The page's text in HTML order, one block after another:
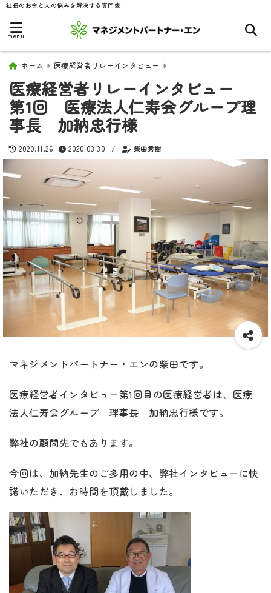
社長のお金と人の悩みを解決する専門家
menu
ホーム 医療経営者リレーインタビュー
医療経営者リレーインタビュー
第1回 医療法人仁寿会グループ理
事長 加納忠行様
2020.11.26 2020.03.30 / 柴田秀樹
マネジメントパートナー・エンの柴田です。
医療経営者インタビュー第1回目の医療経営者は、医療
法人仁寿会グループ 理事長 加納忠行様です。
弊社の顧問先でもあります。
今回は、加納先生のご多用の中、弊社インタビューに快
諾いただき、お時間を頂戴しました。